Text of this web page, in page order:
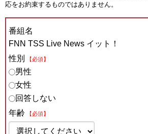
応をお約束するものではありません。
番組名
FNN TSS Live News イット！
性別
【必須】
男性
女性
回答しない
年齢
【必須】